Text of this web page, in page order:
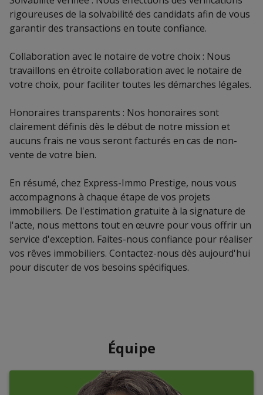
rigoureuses de la solvabilité des candidats afin de vous
garantir des transactions en toute confiance.
Collaboration avec le notaire de votre choix : Nous
travaillons en étroite collaboration avec le notaire de
votre choix, pour faciliter toutes les démarches légales.
Honoraires transparents : Nos honoraires sont
clairement définis dès le début de notre mission et
aucuns frais ne vous seront facturés en cas de non-
vente de votre bien.
En résumé, chez Express-Immo Prestige, nous vous
accompagnons à chaque étape de vos projets
immobiliers. De l'estimation gratuite à la signature de
l'acte, nous mettons tout en œuvre pour vous offrir un
service d'exception. Faites-nous confiance pour réaliser
vos rêves immobiliers. Contactez-nous dès aujourd'hui
pour discuter de vos besoins spécifiques.
Équipe